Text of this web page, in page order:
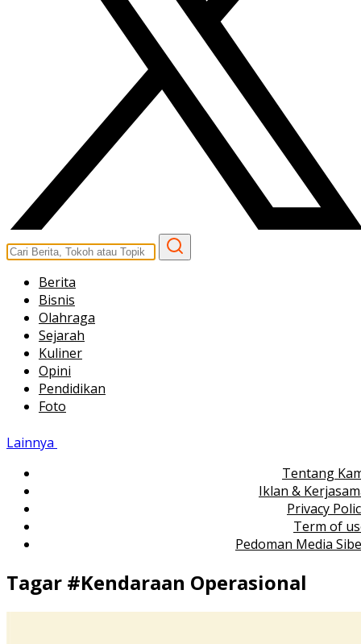
Berita
Bisnis
Olahraga
Sejarah
Kuliner
Opini
Pendidikan
Foto
Lainnya
Tentang
Iklan &
Privacy
Term of
Pedoman Media
Tagar #Kendaraan Operasional